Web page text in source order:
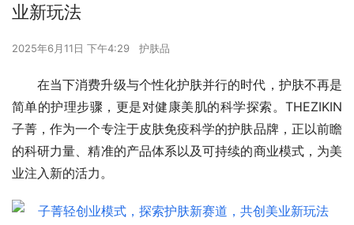
业新玩法
2025年6月11日 下午4:29 护肤品
在当下消费升级与个性化护肤并行的时代，护肤不再是
简单的护理步骤，更是对健康美肌的科学探索。THEZIKIN
子菁，作为一个专注于皮肤免疫科学的护肤品牌，正以前瞻
的科研力量、精准的产品体系以及可持续的商业模式，为美
业注入新的活力。